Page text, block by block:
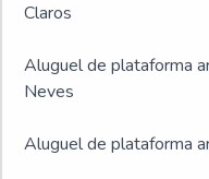
Claros
Aluguel de plataforma
Neves
Aluguel de plataforma